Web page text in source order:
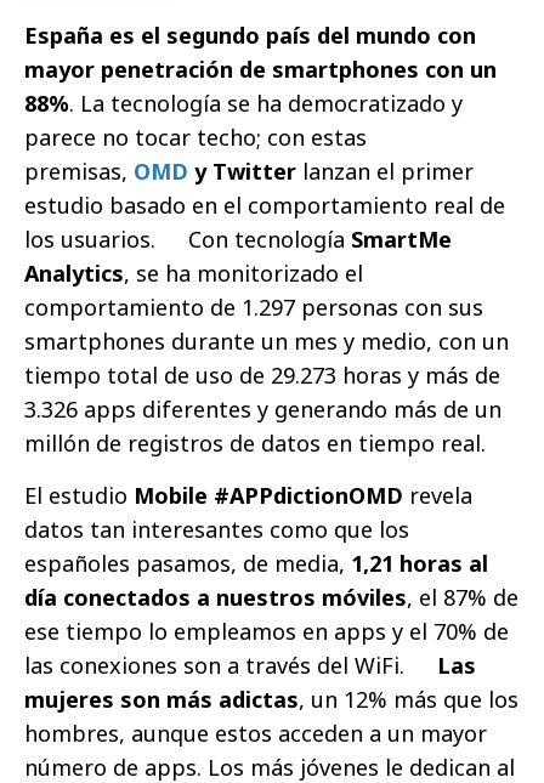
España es el segundo país del mundo con
mayor penetración de smartphones con un
88%. La tecnología se ha democratizado y
parece no tocar techo; con estas
premisas, OMD y Twitter lanzan el primer
estudio basado en el comportamiento real de
los usuarios. Con tecnología SmartMe
Analytics, se ha monitorizado el
comportamiento de 1.297 personas con sus
smartphones durante un mes y medio, con un
tiempo total de uso de 29.273 horas y más de
3.326 apps diferentes y generando más de un
millón de registros de datos en tiempo real.
El estudio Mobile #APPdictionOMD revela
datos tan interesantes como que los
españoles pasamos, de media, 1,21 horas al
día conectados a nuestros móviles, el 87% de
ese tiempo lo empleamos en apps y el 70% de
las conexiones son a través del WiFi.
Las
mujeres son más adictas, un 12% más que los
hombres, aunque estos acceden a un mayor
número de apps. Los más jóvenes le dedican al